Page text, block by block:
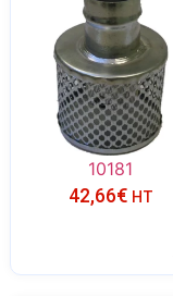
10181
42,66€ HT